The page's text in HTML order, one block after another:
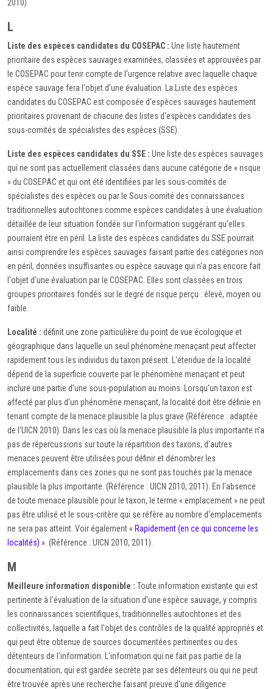
2010)
L
Liste des espèces candidates du COSEPAC : Une liste hautement
prioritaire des espèces sauvages examinées, classées et approuvées par
le COSEPAC pour tenir compte de l'urgence relative avec laquelle chaque
espèce sauvage fera l'objet d'une évaluation. La Liste des espèces
candidates du COSEPAC est composée d'espèces sauvages hautement
prioritaires provenant de chacune des listes d'espèces candidates des
sous-comités de spécialistes des espèces (SSE).
Liste des espèces candidates du SSE : Une liste des espèces sauvages
qui ne sont pas actuellement classées dans aucune catégorie de « risque
» du COSEPAC et qui ont été identifiées par les sous-comités de
spécialistes des espèces ou par le Sous-comité des connaissances
traditionnelles autochtones comme espèces candidates à une évaluation
détaillée de leur situation fondée sur l'information suggérant qu'elles
pourraient être en péril. La liste des espèces candidates du SSE pourrait
ainsi comprendre les espèces sauvages faisant partie des catégories non
en péril, données insuffisantes ou espèce sauvage qui n'a pas encore fait
l'objet d'une évaluation par le COSEPAC. Elles sont classées en trois
groupes prioritaires fondés sur le degré de risque perçu : élevé, moyen ou
faible.
Localité : définit une zone particulière du point de vue écologique et
géographique dans laquelle un seul phénomène menaçant peut affecter
rapidement tous les individus du taxon présent. L'étendue de la localité
dépend de la superficie couverte par le phénomène menaçant et peut
inclure une partie d'une sous-population au moins. Lorsqu'un taxon est
affecté par plus d'un phénomène menaçant, la localité doit être définie en
tenant compte de la menace plausible la plus grave (Référence : adaptée
de l'UICN 2010). Dans les cas où la menace plausible la plus importante n'a
pas de répercussions sur toute la répartition des taxons, d'autres
menaces peuvent être utilisées pour définir et dénombrer les
emplacements dans ces zones qui ne sont pas touchés par la menace
plausible la plus importante. (Référence : UICN 2010, 2011). En l'absence
de toute menace plausible pour le taxon, le terme « emplacement » ne peut
pas être utilisé et le sous-critère qui se réfère au nombre d'emplacements
ne sera pas atteint. Voir également « Rapidement (en ce qui concerne les
localités) ». (Référence : UICN 2010, 2011).
M
Meilleure information disponible : Toute information existante qui est
pertinente à l'évaluation de la situation d'une espèce sauvage, y compris
les connaissances scientifiques, traditionnelles autochtones et des
collectivités, laquelle a fait l'objet des contrôles de la qualité appropriés et
qui peut être obtenue de sources documentées pertinentes ou des
détenteurs de l'information. L'information qui ne fait pas partie de la
documentation, qui est gardée secrète par ses détenteurs ou qui ne peut
être trouvée après une recherche faisant preuve d'une diligence